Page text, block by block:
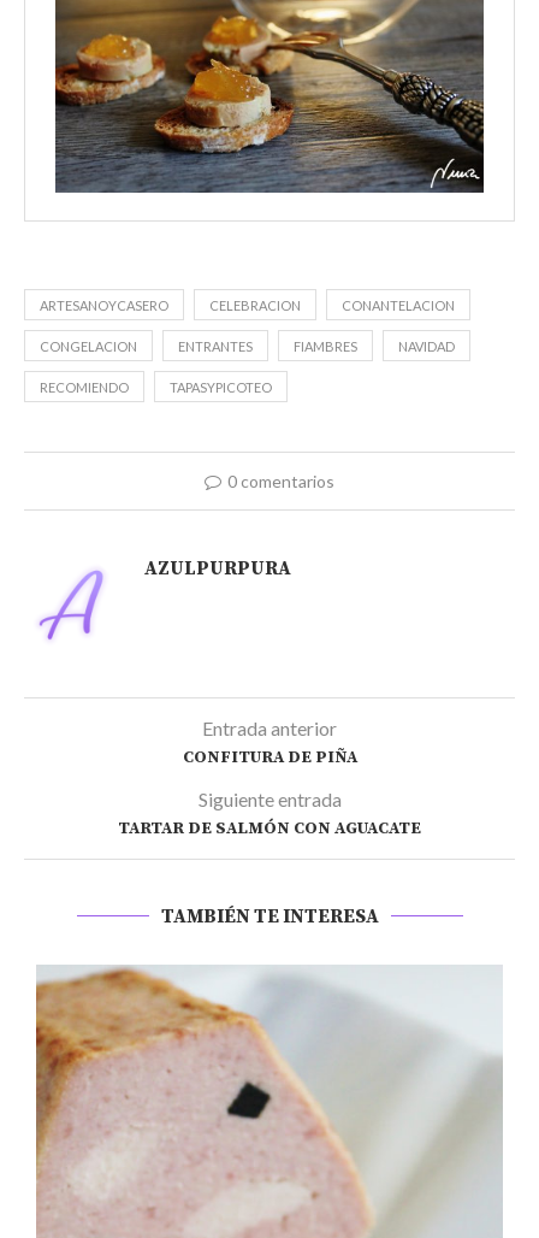
ARTESANOYCASERO CELEBRACION CONANTELACION
CONGELACION ENTRANTES FIAMBRES NAVIDAD
RECOMIENDO TAPASYPICOTEO
0 comentarios
AZULPURPURA
Entrada anterior
CONFITURA DE PIÑA
Siguiente entrada
TARTAR DE SALMÓN CON AGUACATE
TAMBIÉN TE INTERESA